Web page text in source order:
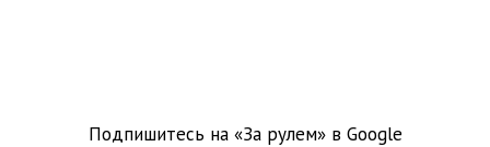
Подпишитесь на «За рулем» в Google